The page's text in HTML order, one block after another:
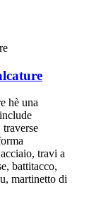
hè una
travi a
battitacco,
martinetto di